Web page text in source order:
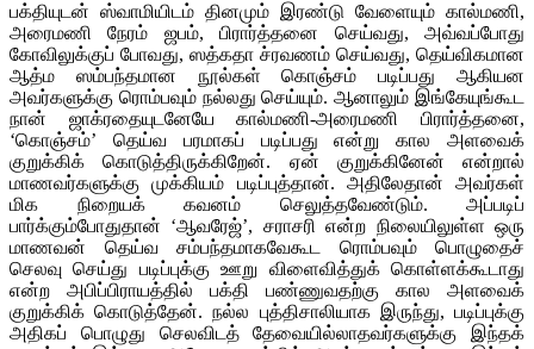
பக்தியுடன் ஸ்வாமியிடம் தினமும் இரண்டு வேளையும் கால்மணி,
அரைமணி நேரம் ஜபம், பிரார்த்தனை செய்வது, அவ்வப்போது
கோவிலுக்குப் போவது, ஸத்கதா ச்ரவணம் செய்வது, தெய்விகமான
ஆத்ம ஸம்பந்தமான நூல்கள் கொஞ்சம் படிப்பது ஆகியன
அவர்களுக்கு ரொம்பவும் நல்லது செய்யும். ஆனாலும் இங்கேயுங்கூட
நான் ஜாக்ரதையுடனேயே கால்மணி-அரைமணி பிரார்த்தனை,
‘கொஞ்சம்’ தெய்வ பரமாகப் படிப்பது என்று கால அளவைக்
குறுக்கிக் கொடுத்திருக்கிறேன். ஏன் குறுக்கினேன் என்றால்
மாணவர்களுக்கு முக்கியம் படிப்புத்தான். அதிலேதான் அவர்கள்
மிக நிறையக் கவனம் செலுத்தவேண்டும். அப்படிப்
பார்க்கும்போதுதான் ‘ஆவரேஜ்’, சராசரி என்ற நிலையிலுள்ள ஒரு
மாணவன் தெய்வ சம்பந்தமாகவேகூட ரொம்பவும் பொழுதைச்
செலவு செய்து படிப்புக்கு ஊறு விளைவித்துக் கொள்ளக்கூடாது
என்ற அபிப்பிராயத்தில் பக்தி பண்ணுவதற்கு கால அளவைக்
குறுக்கிக் கொடுத்தேன். நல்ல புத்திசாலியாக இருந்து, படிப்புக்கு
அதிகப் பொழுது செலவிடத் தேவையில்லாதவர்களுக்கு இந்தக்